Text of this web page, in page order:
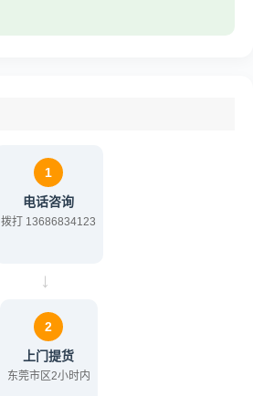
1
电话咨询
拨打 13686834123
→
2
上门提货
东莞市区2小时内